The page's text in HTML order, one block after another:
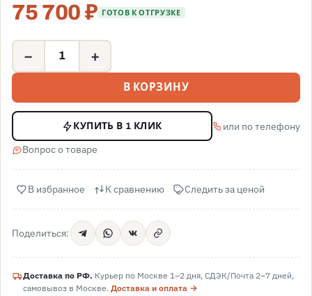
75 700 ₽ ГОТОВ К ОТГРУЗКЕ
− +
В КОРЗИНУ
КУПИТЬ В 1 КЛИК
или по телефону
Вопрос о товаре
В избранное К сравнению Следить за ценой
Поделиться:
Доставка по РФ. Курьер по Москве 1–2 дня, СДЭК/Почта 2–7 дней,
самовывоз в Москве.Доставка и оплата →